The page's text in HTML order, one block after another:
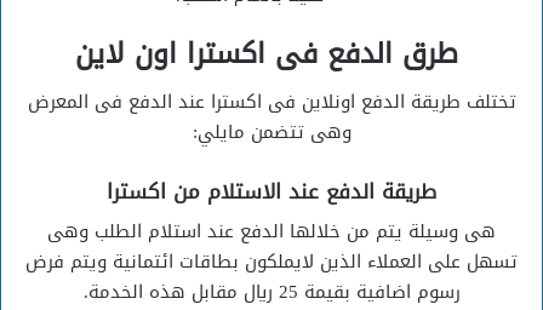
طرق الدفع فى اكسترا اون لاين
تختلف طريقة الدفع اونلاين فى اكسترا عند الدفع فى المعرض
وهى تتضمن مايلي:
طريقة الدفع عند الاستلام من اكسترا
هى وسيلة يتم من خلالها الدفع عند استلام الطلب وهى
تسهل على العملاء الذين لايملكون بطاقات ائتمانية ويتم فرض
رسوم اضافية بقيمة 25 ريال مقابل هذه الخدمة.